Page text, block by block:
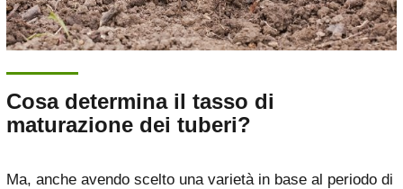
Cosa determina il tasso di
maturazione dei tuberi?
Ma, anche avendo scelto una varietà in base al periodo di